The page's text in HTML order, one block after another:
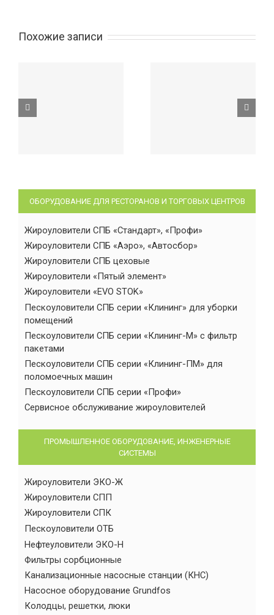
Похожие записи
ОБОРУДОВАНИЕ ДЛЯ РЕСТОРАНОВ И ТОРГОВЫХ ЦЕНТРОВ
Жироуловители СПБ «Стандарт», «Профи»
Жироуловители СПБ «Аэро», «Автосбор»
Жироуловители СПБ цеховые
Жироуловители «Пятый элемент»
Жироуловители «EVO STOK»
Пескоуловители СПБ серии «Клининг» для уборки
помещений
Пескоуловители СПБ серии «Клининг-М» с фильтр
пакетами
Пескоуловители СПБ серии «Клининг-ПМ» для
поломоечных машин
Пескоуловители СПБ серии «Профи»
Сервисное обслуживание жироуловителей
ПРОМЫШЛЕННОЕ ОБОРУДОВАНИЕ, ИНЖЕНЕРНЫЕ
СИСТЕМЫ
Жироуловители ЭКО-Ж
Жироуловители СПП
Жироуловители СПК
Пескоуловители ОТБ
Нефтеуловители ЭКО-Н
Фильтры сорбционные
Канализационные насосные станции (КНС)
Насосное оборудование Grundfos
Колодцы, решетки, люки